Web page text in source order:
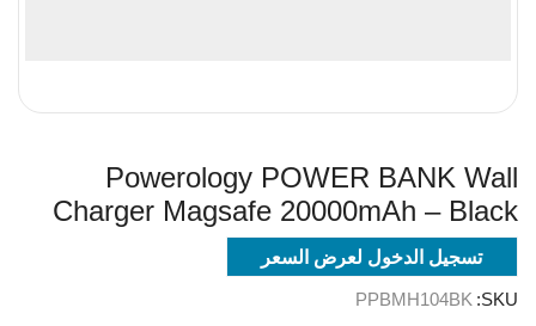
Powerology POWER BANK Wall
Charger Magsafe 20000mAh – Black
تسجيل الدخول لعرض السعر
SKU:
PPBMH104BK